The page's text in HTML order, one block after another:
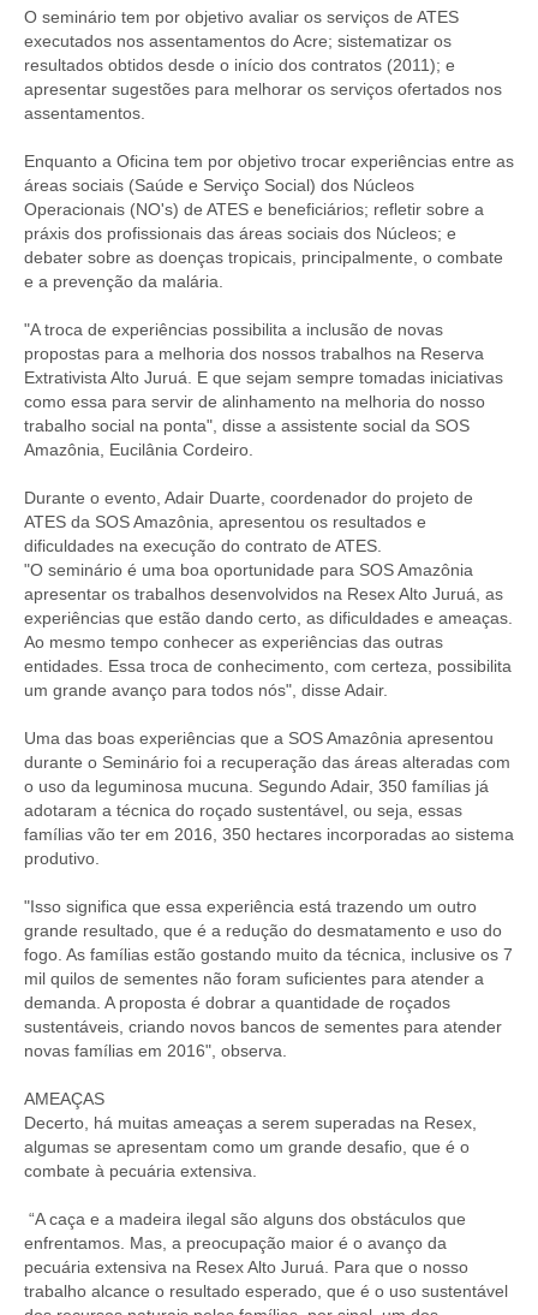
O seminário tem por objetivo avaliar os serviços de ATES
executados nos assentamentos do Acre; sistematizar os
resultados obtidos desde o início dos contratos (2011); e
apresentar sugestões para melhorar os serviços ofertados nos
assentamentos.
Enquanto a Oficina tem por objetivo trocar experiências entre as
áreas sociais (Saúde e Serviço Social) dos Núcleos
Operacionais (NO's) de ATES e beneficiários; refletir sobre a
práxis dos profissionais das áreas sociais dos Núcleos; e
debater sobre as doenças tropicais, principalmente, o combate
e a prevenção da malária.
"A troca de experiências possibilita a inclusão de novas
propostas para a melhoria dos nossos trabalhos na Reserva
Extrativista Alto Juruá. E que sejam sempre tomadas iniciativas
como essa para servir de alinhamento na melhoria do nosso
trabalho social na ponta", disse a assistente social da SOS
Amazônia, Eucilânia Cordeiro.
Durante o evento, Adair Duarte, coordenador do projeto de
ATES da SOS Amazônia, apresentou os resultados e
dificuldades na execução do contrato de ATES.
"O seminário é uma boa oportunidade para SOS Amazônia
apresentar os trabalhos desenvolvidos na Resex Alto Juruá, as
experiências que estão dando certo, as dificuldades e ameaças.
Ao mesmo tempo conhecer as experiências das outras
entidades. Essa troca de conhecimento, com certeza, possibilita
um grande avanço para todos nós", disse Adair.
Uma das boas experiências que a SOS Amazônia apresentou
durante o Seminário foi a recuperação das áreas alteradas com
o uso da leguminosa mucuna. Segundo Adair, 350 famílias já
adotaram a técnica do roçado sustentável, ou seja, essas
famílias vão ter em 2016, 350 hectares incorporadas ao sistema
produtivo.
"Isso significa que essa experiência está trazendo um outro
grande resultado, que é a redução do desmatamento e uso do
fogo. As famílias estão gostando muito da técnica, inclusive os 7
mil quilos de sementes não foram suficientes para atender a
demanda. A proposta é dobrar a quantidade de roçados
sustentáveis, criando novos bancos de sementes para atender
novas famílias em 2016", observa.
AMEAÇAS
Decerto, há muitas ameaças a serem superadas na Resex,
algumas se apresentam como um grande desafio, que é o
combate à pecuária extensiva.
“A caça e a madeira ilegal são alguns dos obstáculos que
enfrentamos. Mas, a preocupação maior é o avanço da
pecuária extensiva na Resex Alto Juruá. Para que o nosso
trabalho alcance o resultado esperado, que é o uso sustentável